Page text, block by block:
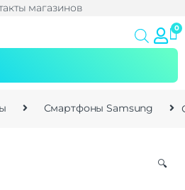
магазинов
Смартфоны Samsung
🔍